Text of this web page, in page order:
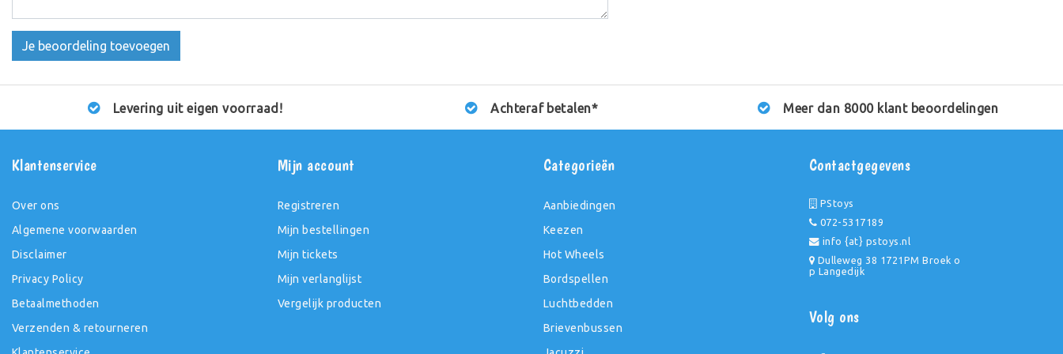
Je beoordeling toevoegen
Levering uit eigen voorraad! Achteraf betalen* Meer dan 8000 klant beoordelingen
Klantenservice
Over ons
Algemene voorwaarden
Disclaimer
Privacy Policy
Betaalmethoden
Verzenden & retourneren
Mijn account
Registreren
Mijn bestellingen
Mijn tickets
Mijn verlanglijst
Vergelijk producten
Categorieën
Aanbiedingen
Keezen
Hot Wheels
Bordspellen
Luchtbedden
Brievenbussen
Contactgegevens
PStoys
072-5317189
info {at} pstoys.nl
Dulleweg 38 1721PM Broek o
p Langedijk
Volg ons